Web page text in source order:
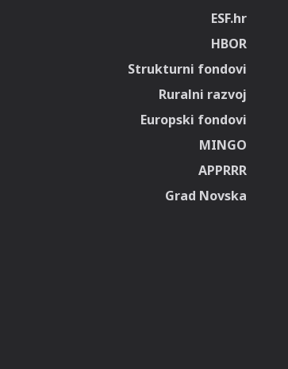
ESF.hr
HBOR
Strukturni fondovi
Ruralni razvoj
Europski fondovi
MINGO
APPRRR
Grad Novska